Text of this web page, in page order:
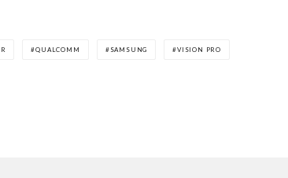
QUALCOMM SAMSUNG VISION PRO